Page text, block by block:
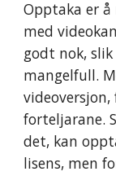
Opptaka er
med
godt nok,
mangelfull.
forteljarane.
det, kan
lisens, men